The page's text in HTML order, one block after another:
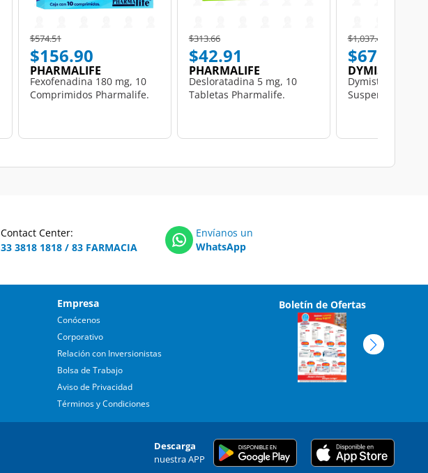
Price reduced from
$574.51to
$156.90
PHARMALIFE
Fexofenadina 180 mg, 10
Comprimidos Pharmalife.
Price reduced from
$313.66to
$42.91
PHARMALIFE
Desloratadina 5 mg, 10
Tabletas Pharmalife.
Price reduced from
$1,037.40
$671.51
DYMISTA
Dymista D 0.1/
Suspensión, 25
Contact Center:
33 3818 1818 / 83 FARMACIA
Envíanos un
WhatsApp
Empresa
Conócenos
Corporativo
Relación con Inversionistas
Bolsa de Trabajo
Aviso de Privacidad
Términos y Condiciones
Boletín de Ofertas
Descarga
nuestra APP